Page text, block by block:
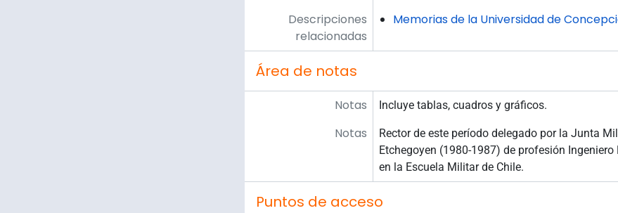
Descripciones
relacionadas
Memorias de la Universidad de
Área de notas
Notas Incluye tablas, cuadros y gráficos.
Notas
Rector de este período delegado por la Junta
Etchegoyen (1980-1987) de profesión
en la Escuela Militar de Chile.
Puntos de acceso